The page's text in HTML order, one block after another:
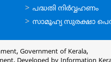
പദ്ധതി നിര്‍വ്വഹണം
സാമൂഹ്യ സുരക്ഷാ
Government of Kerala,